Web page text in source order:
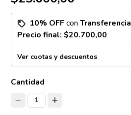
10% OFFconTransferencia
Precio final:$20.700,00
Ver cuotas y descuentos
Cantidad
1